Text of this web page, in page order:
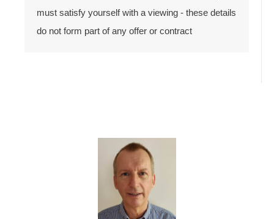
must satisfy yourself with a viewing - these details
do not form part of any offer or contract